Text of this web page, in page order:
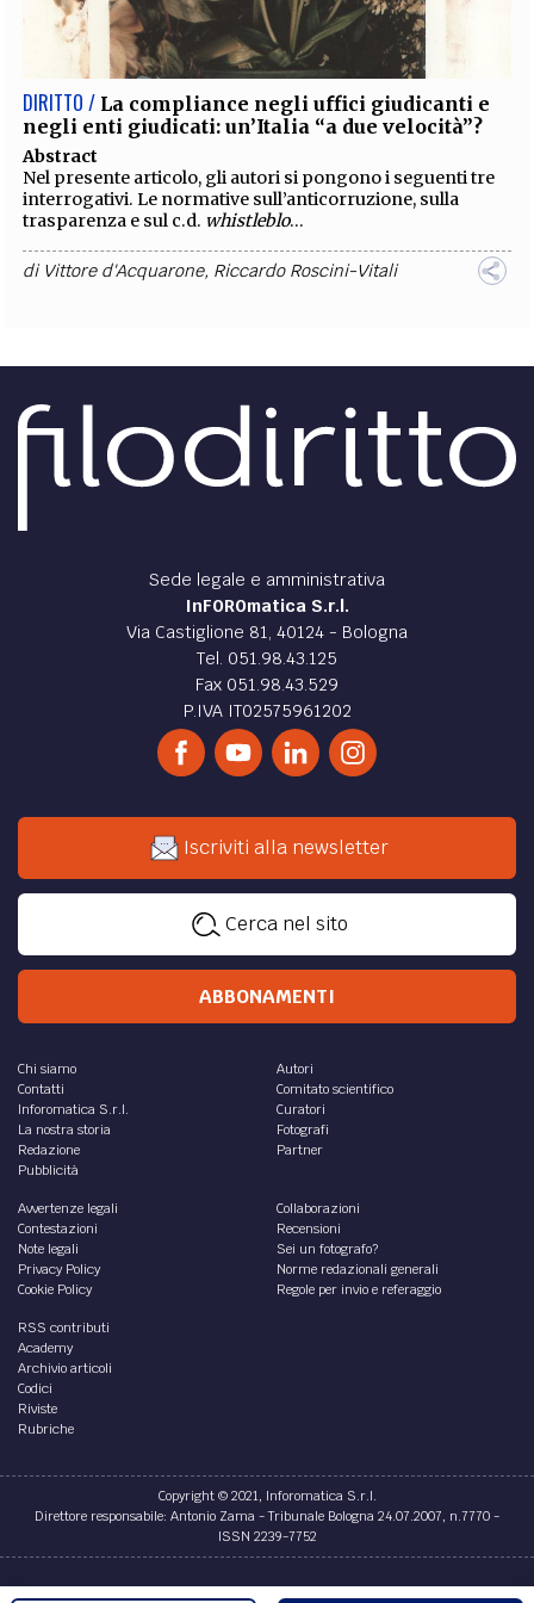
EXTRA
CODICI RUBRICHE LIBRI PROCEEDINGS PUBBLICITÀ CONTATTI
SOCIAL MEDIA
DIRITTO / La compliance negli uffici giudicanti e
negli enti giudicati: un’Italia “a due velocità”?
Abstract
Nel presente articolo, gli autori si pongono i seguenti tre
interrogativi. Le normative sull’anticorruzione, sulla
trasparenza e sul c.d. whistleblo...
di Vittore d'Acquarone, Riccardo Roscini-Vitali
Sede legale e amministrativa
InFOROmatica S.r.l.
Via Castiglione 81, 40124 - Bologna
Tel. 051.98.43.125
Fax 051.98.43.529
P.IVA IT02575961202
Iscriviti alla newsletter
Cerca nel sito
ABBONAMENTI
Chi siamo
Contatti
Inforomatica S.r.l.
La nostra storia
Redazione
Pubblicità
Autori
Comitato scientifico
Curatori
Fotografi
Partner
Avvertenze legali
Contestazioni
Note legali
Privacy Policy
Cookie Policy
Collaborazioni
Recensioni
Sei un fotografo?
Norme redazionali generali
Regole per invio e referaggio
RSS contributi
Academy
Archivio articoli
Codici
Riviste
Rubriche
Copyright © 2021, Inforomatica S.r.l.
Direttore responsabile: Antonio Zama - Tribunale Bologna 24.07.2007, n.7770 -
ISSN 2239-7752